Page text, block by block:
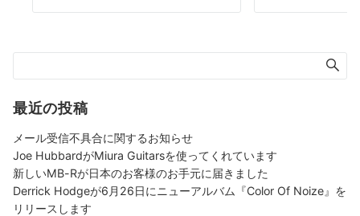
最近の投稿
メール受信不具合に関するお知らせ
Joe HubbardがMiura Guitarsを使ってくれています
新しいMB-Rが日本のお客様のお手元に届きました
Derrick Hodgeが6月26日にニューアルバム『Color Of Noize』を
リリースします